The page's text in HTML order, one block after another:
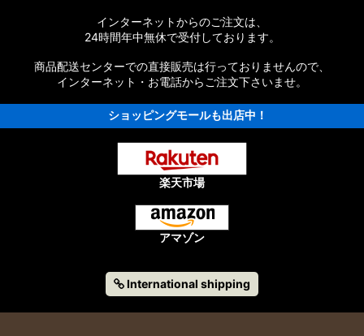
ツリスト
純正パーツリスト
］純正パーツリスト
インターネットからのご注文は、
24時間年中無休で受付しております。
商品配送センターでの直接販売は行っておりませんので、
インターネット・お電話からご注文下さいませ。
ショッピングモールも出店中！
楽天市場
アマゾン
International shipping